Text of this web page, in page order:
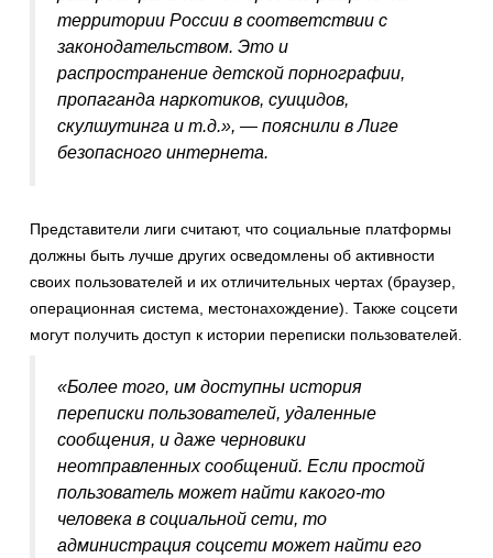
территории России в соответствии с
законодательством. Это и
распространение детской порнографии,
пропаганда наркотиков, суицидов,
скулшутинга и т.д.», — пояснили в Лиге
безопасного интернета.
Представители лиги считают, что социальные платформы
должны быть лучше других осведомлены об активности
своих пользователей и их отличительных чертах (браузер,
операционная система, местонахождение). Также соцсети
могут получить доступ к истории переписки пользователей.
«Более того, им доступны история
переписки пользователей, удаленные
сообщения, и даже черновики
неотправленных сообщений. Если простой
пользователь может найти какого-то
человека в социальной сети, то
администрация соцсети может найти его